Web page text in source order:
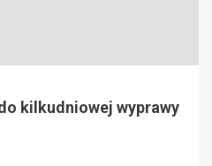
kilkudniowej wyprawy